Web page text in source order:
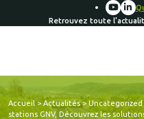
Retrouvez toute
Accueil > Actualités>Uncategorized
stations GNV, Découvrez les